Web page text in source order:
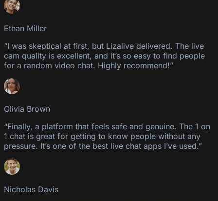
Ethan Miller
“I was skeptical at first, but Lizalive delivered. The live
cam quality is excellent, and it’s so easy to find people
for a random video chat. Highly recommend!”
Olivia Brown
“Finally, a platform that feels safe and genuine. The 1 on
1 chat is great for getting to know people without any
pressure. It’s one of the best live chat apps I’ve used.”
Nicholas Davis